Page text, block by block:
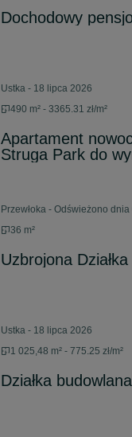
Dochodowy
Ustka - 18 lipca 2026
490 m² - 3365.31 zł/m²
Apartament
Struga Park do
Przewłoka - Odświeżono
36 m²
Uzbrojona
Ustka - 18 lipca 2026
1 025,48 m² - 775.25 zł/m²
Działka